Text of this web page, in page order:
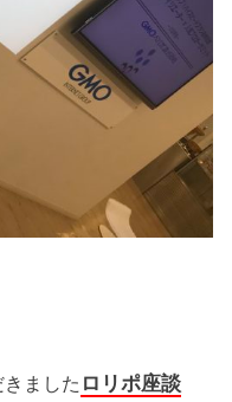
ました ロリポ座談